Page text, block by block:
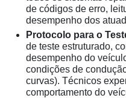
de códigos de erro,
desempenho dos
Protocolo para o
de teste estruturado,
desempenho do
condições de
curvas). Técnicos
comportamento do